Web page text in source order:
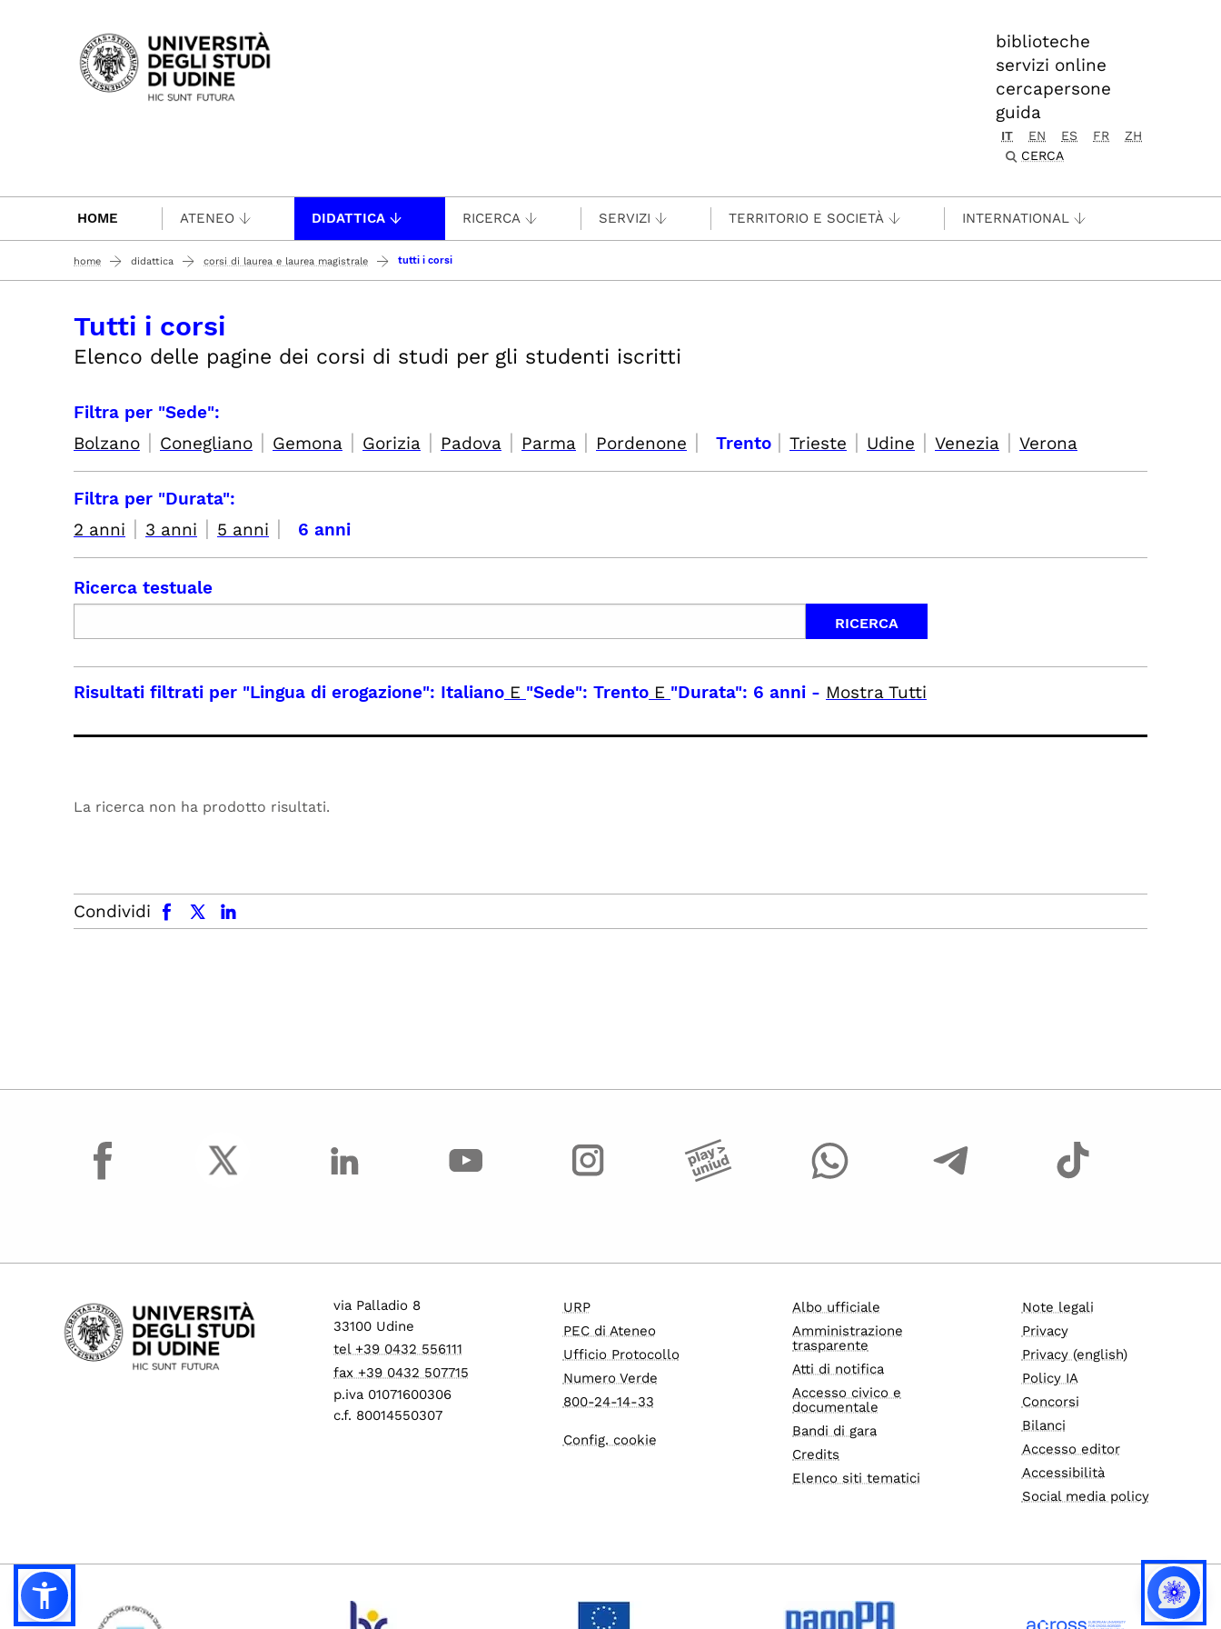
Passa al contenuto principale
biblioteche
servizi online
cercapersone
guida
IT EN ES FR
ZH
CERCA
HOME ATENEO DIDATTICA RICERCA SERVIZI TERRITORIO E SOCIETÀ INTERNATIONAL
home didattica corsi di laurea e laurea magistrale tutti i corsi
Tutti i corsi
Elenco delle pagine dei corsi di studi per gli studenti iscritti
Filtra per "Sede":
Bolzano | Conegliano | Gemona | Gorizia | Padova | Parma | Pordenone | Trento | Trieste | Udine | Venezia | Verona
Filtra per "Durata":
2 anni | 3 anni | 5 anni | 6 anni
Ricerca testuale
Risultati filtrati per "Lingua di erogazione": Italiano E "Sede": Trento E "Durata": 6 anni - Mostra Tutti
La ricerca non ha prodotto risultati.
Condividi
facebook x.com linkedin
facebook
via Palladio 8
33100 Udine
tel +39 0432 556111
fax +39 0432 507715
p.iva 01071600306
c.f. 80014550307
URP
PEC di Ateneo
Ufficio Protocollo
Numero Verde
800-24-14-33
Config. cookie
Albo ufficiale
Amministrazione
trasparente
Atti di notifica
Accesso civico e
documentale
Bandi di gara
Credits
Elenco siti tematici
Note legali
Privacy
Privacy (english)
Policy IA
Concorsi
Bilanci
Accesso editor
Accessibilità
Social media policy